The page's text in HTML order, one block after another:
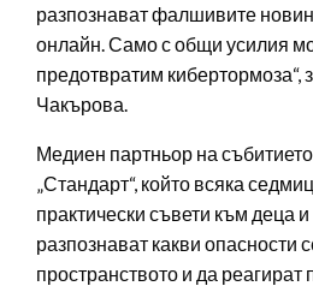
разпознават фалшивите
онлайн. Само с общи усилия
предотвратим кибертормоза“,
Чакърова.
Медиен партньор на
„Стандарт“, който всяка
практически съвети към деца
разпознават какви опасности
пространството и да реагират